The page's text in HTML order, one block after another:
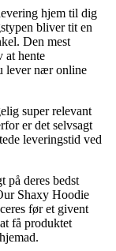
hjem til dig
bliver tit en
Den mest
at hente
lever nær online
super relevant
er det selvsagt
leveringstid ved
på deres bedst
Shaxy Hoodie
før et givent
få produktet